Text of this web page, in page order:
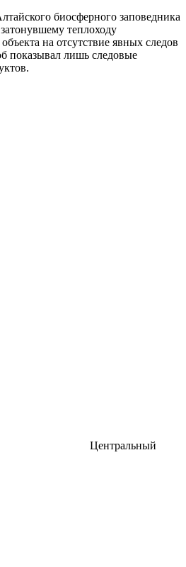
биосферного заповедника
теплоходу
на отсутствие явных следов
показывал лишь следовые
Центральный